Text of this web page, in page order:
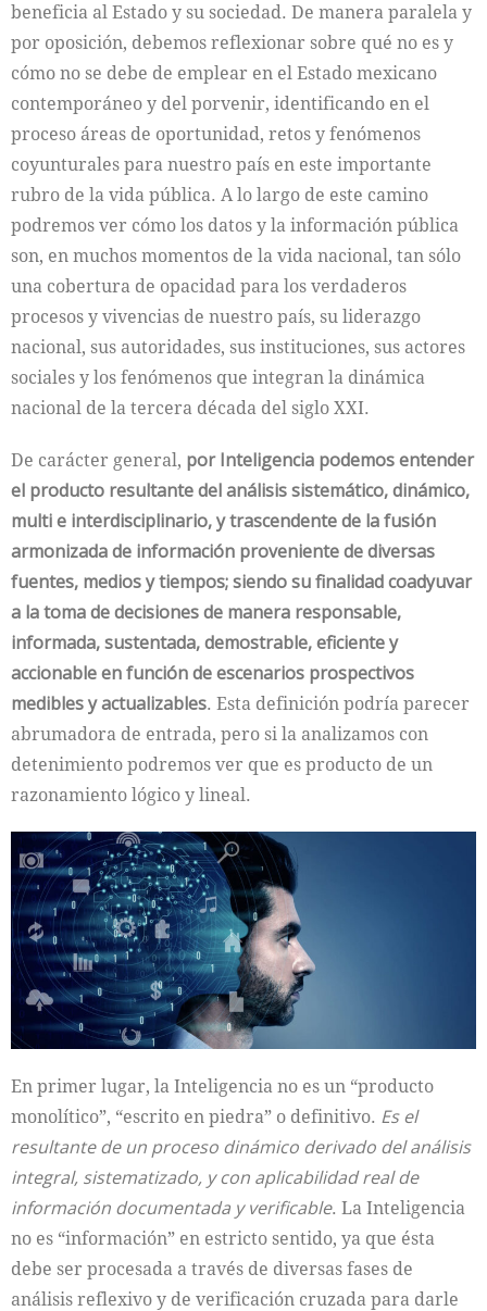
beneficia al Estado y su sociedad. De manera paralela y
por oposición, debemos reflexionar sobre qué no es y
cómo no se debe de emplear en el Estado mexicano
contemporáneo y del porvenir, identificando en el
proceso áreas de oportunidad, retos y fenómenos
coyunturales para nuestro país en este importante
rubro de la vida pública. A lo largo de este camino
podremos ver cómo los datos y la información pública
son, en muchos momentos de la vida nacional, tan sólo
una cobertura de opacidad para los verdaderos
procesos y vivencias de nuestro país, su liderazgo
nacional, sus autoridades, sus instituciones, sus actores
sociales y los fenómenos que integran la dinámica
nacional de la tercera década del siglo XXI.
De carácter general, por Inteligencia podemos entender
el producto resultante del análisis sistemático, dinámico,
multi e interdisciplinario, y trascendente de la fusión
armonizada de información proveniente de diversas
fuentes, medios y tiempos; siendo su finalidad coadyuvar
a la toma de decisiones de manera responsable,
informada, sustentada, demostrable, eficiente y
accionable en función de escenarios prospectivos
medibles y actualizables. Esta definición podría parecer
abrumadora de entrada, pero si la analizamos con
detenimiento podremos ver que es producto de un
razonamiento lógico y lineal.
En primer lugar, la Inteligencia no es un “producto
monolítico”, “escrito en piedra” o definitivo. Es el
resultante de un proceso dinámico derivado del análisis
integral, sistematizado, y con aplicabilidad real de
información documentada y verificable. La Inteligencia
no es “información” en estricto sentido, ya que ésta
debe ser procesada a través de diversas fases de
análisis reflexivo y de verificación cruzada para darle